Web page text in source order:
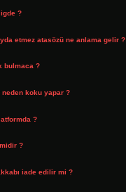
?
etmez atasözü ne anlama gelir ?
bulmaca ?
neden koku yapar ?
?
?
iade edilir mi ?